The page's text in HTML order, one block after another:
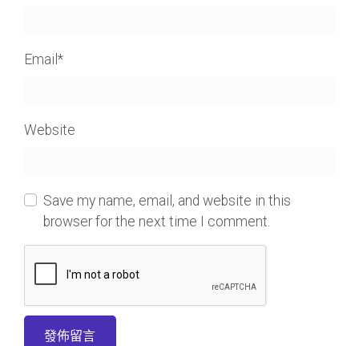
Email *
Website
Save my name, email, and website in this
browser for the next time I comment.